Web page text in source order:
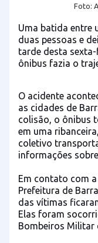
Foto:
Uma batida entre
duas pessoas e
tarde desta
ônibus fazia o
O acidente
as cidades de
colisão, o ônibus
em uma
coletivo
informações
Em contato com
Prefeitura de
das vítimas
Elas foram
Bombeiros Militar